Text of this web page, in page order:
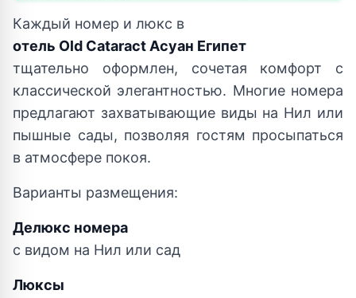
Каждый номер и люкс в
отель Old Cataract Асуан Египет
тщательно оформлен, сочетая комфорт с
классической элегантностью. Многие номера
предлагают захватывающие виды на Нил или
пышные сады, позволяя гостям просыпаться
в атмосфере покоя.
Варианты размещения:
Делюкс номера
с видом на Нил или сад
Люксы